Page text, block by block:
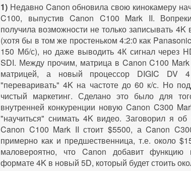
1) Недавно Canon обновила свою кинокамеру
C100, выпустив Canon C100 Mark II.
получила возможности не только записывать
(хотя бы в том же простеньком 4:2:0 как
150 Мб/с), но даже выводить 4К сигнал через
SDI. Между прочим, матрица в Canon C100
матрицей, а новый процессор DIGIC DV
"переваривать" 4K на частоте до 60 к/с. Но
чистый маркетинг. Сделано это было для
внутренней конкуренции новую Canon C300
"научиться" снимать 4K видео. Заговорил я об
Canon C100 Mark II стоит $5500, а Canon
примерно как и предшественница, т.е. около
маловероятно, что Canon добавит функцию
формате 4K в новый 5D, который будет стоить